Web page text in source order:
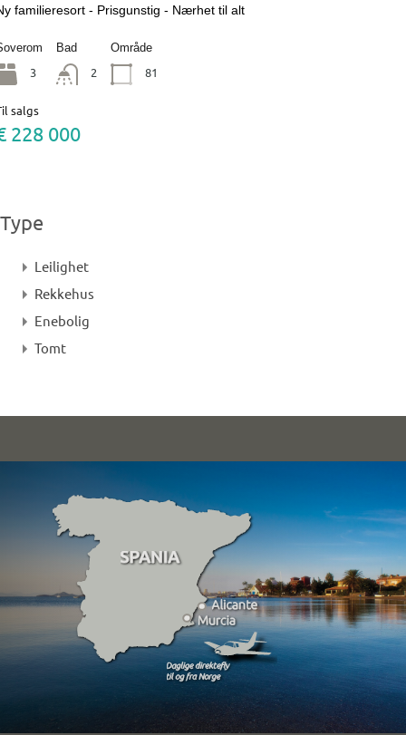
familieresort - Prisgunstig - Nærhet til alt
3
Bad
2
Område
81
salgs
228 000
Type
Leilighet
Rekkehus
Enebolig
Tomt